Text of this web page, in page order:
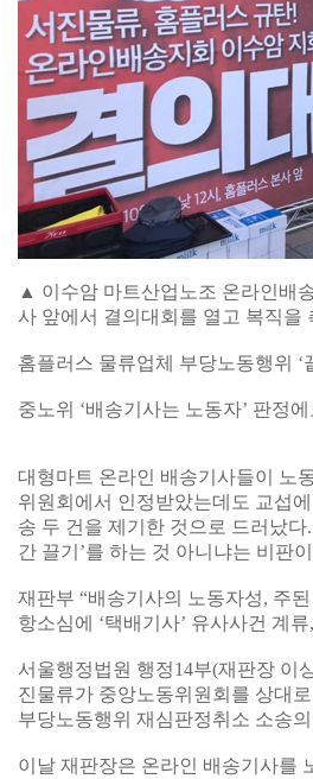
▲ 이수암 마트산업노조 온라인배
사 앞에서 결의대회를 열고 복직을
홈플러스 물류업체 부당노동행위 ‘
중노위 ‘배송기사는 노동자’ 판정
대형마트 온라인 배송기사들이 노
위원회에서 인정받았는데도 교섭
송 두 건을 제기한 것으로 드러났
간 끌기’를 하는 것 아니냐는 비판
재판부 “배송기사의 노동자성, 주
항소심에 ‘택배기사’ 유사사건 계
서울행정법원 행정14부(재판장 이
진물류가 중앙노동위원회를 상대
부당노동행위 재심판정취소 소송
이날 재판장은 온라인 배송기사를